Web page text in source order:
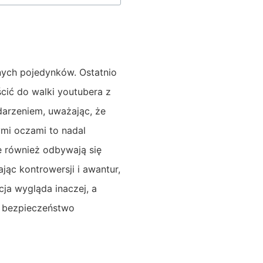
pojedynków. Ostatnio
do walki youtubera z
uważając, że
oczami to nadal
również odbywają się
kontrowersji i awantur,
wygląda inaczej, a